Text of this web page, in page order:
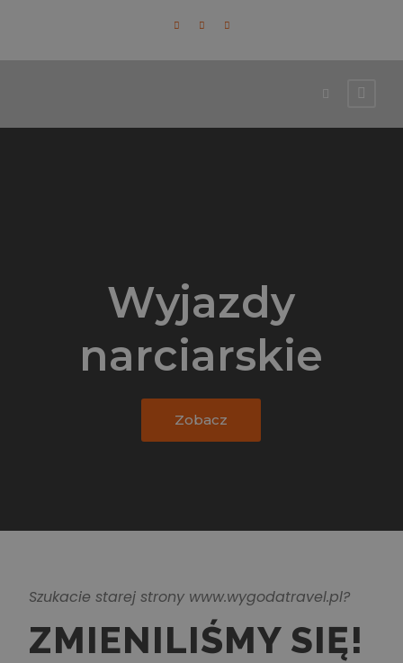
Wyjazdy
narciarskie
Zobacz
Szukacie starej strony www.wygodatravel.pl?
ZMIENILIŚMY SIĘ!